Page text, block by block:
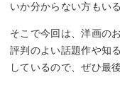
いか分からない方もい
そこで今回は、洋画の
評判のよい話題作や知
しているので、ぜひ最